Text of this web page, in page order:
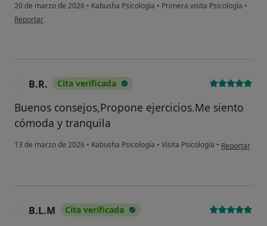
20 de marzo de 2026 • Kabusha Psicología • Primera visita Psicología •
en opinión del usuario Agustina
Reportar
B.R. Cita verificada
Buenos consejos,Propone ejercicios.Me siento
cómoda y tranquila
13 de marzo de 2026 • Kabusha Psicología • Visita Psicología • en opinión
Reportar
B.L.M Cita verificada